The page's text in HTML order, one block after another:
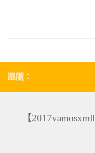
跟隨：
【